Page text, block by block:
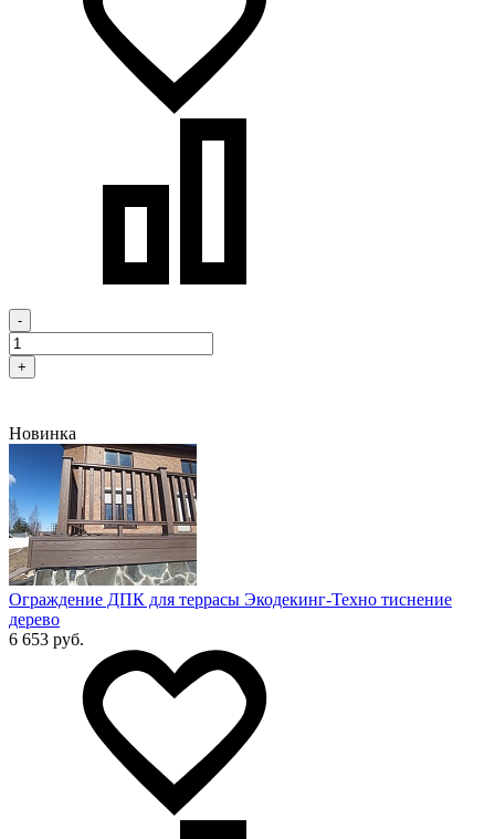
-
+
Новинка
Ограждение ДПК для террасы Экодекинг-Техно тиснение
дерево
6 653 руб.